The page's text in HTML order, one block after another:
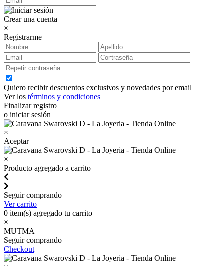
Crear una cuenta
×
Registrarme
Quiero recibir descuentos exclusivos y novedades por email
Ver los términos y condiciones
Finalizar registro
o iniciar sesión
×
Aceptar
×
Producto agregado a carrito
Seguir comprando
Ver carrito
0 item(s) agregado tu carrito
×
MUTMA
Seguir comprando
Checkout